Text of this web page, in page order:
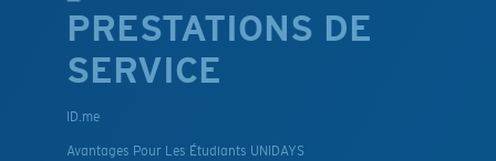
PRESTATIONS DE
SERVICE
ID.me
Avantages Pour Les Étudiants UNIDAYS